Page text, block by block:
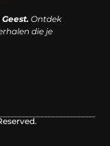
Ontdek
die je